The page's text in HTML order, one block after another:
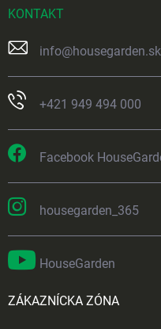
KONTAKT
info@housegarden.sk
+421 949 494 000
Facebook
housegarden_365
HouseGarden
ZÁKAZNÍCKA ZÓNA